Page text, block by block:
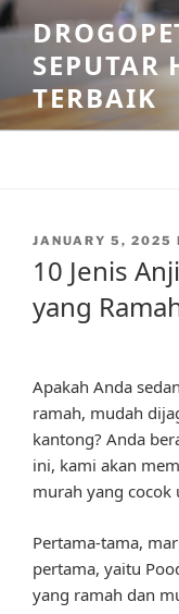
Skip
to
contentSEPUTAR
TERBAIK
POSTED
JANUARY 5, 2025
10 Jenis
yang
Apakah Anda
ramah, mudah
kantong? Anda
ini, kami akan
murah yang cocok
Pertama-tama,
pertama, yaitu
yang ramah dan